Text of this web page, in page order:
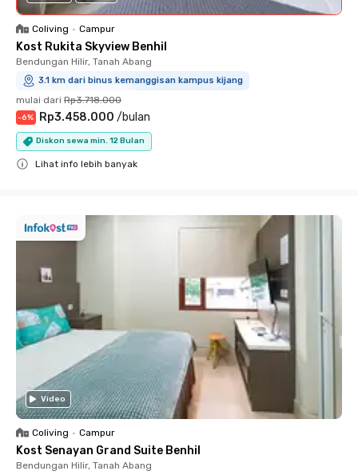
Coliving • Campur
Kost Rukita Skyview Benhil
Bendungan Hilir, Tanah Abang
3.1 km dari binus kemanggisan kampus kijang
mulai dari Rp3.718.000
-6% Rp3.458.000 /bulan
Diskon sewa min. 12 Bulan
Lihat info lebih banyak
Video
Coliving • Campur
Kost Senayan Grand Suite Benhil
Bendungan Hilir, Tanah Abang